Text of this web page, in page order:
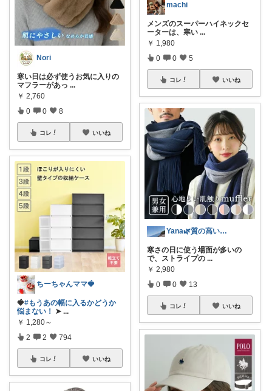
Nori
寒い日は必ず使うお気に入りの
マフラーがあっ ...
￥ 2,760
0 0 8
コレ いいね
ちーちゃんママ🍓
🍓#もうあの幅に入るかどうか
悩まない！
➤ ...
￥ 1,280～
2 2 794
コレ いいね
machi
メンズのスーパーハイネックセ
ーターは、寒い ...
￥ 1,980
0 0 5
コレ いいね
Yana🌿質の高い暮らしのROOM
寒さの日に使う場面が多いの
で、ストライプの ...
￥ 2,980
0 0 13
コレ いいね